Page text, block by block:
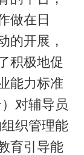
做在日
的开展，
积极地促
能力标准
对辅导员
织管理能
育引导能